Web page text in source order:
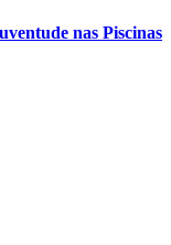
nas Piscinas